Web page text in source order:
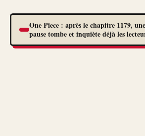
One Piece : après le chapitre 1179,
pause tombe et inquiète déjà les